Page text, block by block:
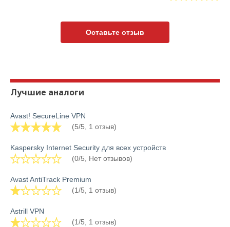
Оставьте отзыв
Лучшие аналоги
Avast! SecureLine VPN
(5/5, 1 отзыв)
Kaspersky Internet Security для всех устройств
(0/5, Нет отзывов)
Avast AntiTrack Premium
(1/5, 1 отзыв)
Astrill VPN
(1/5, 1 отзыв)